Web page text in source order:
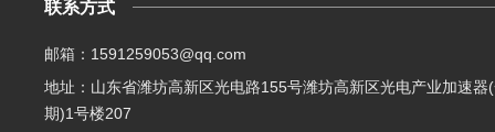
联系方式
邮箱：1591259053@qq.com
地址：山东省潍坊高新区光电路155号潍坊高新区光电产业加速器
期)1号楼207